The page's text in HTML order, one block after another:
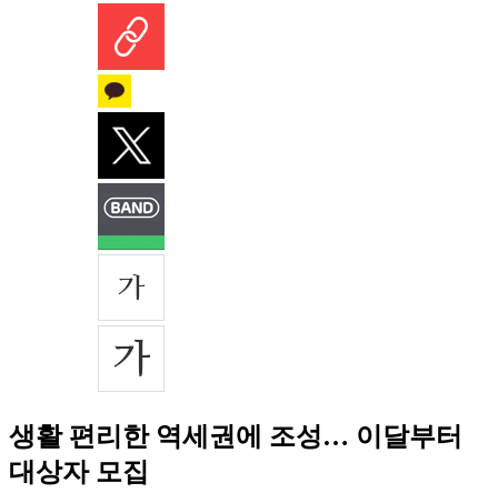
생활 편리한 역세권에 조성… 이달부터
대상자 모집